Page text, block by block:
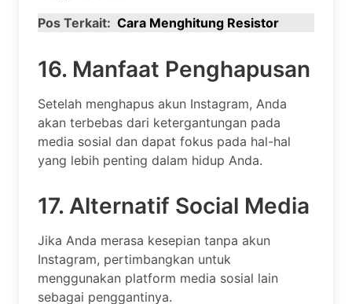
Pos Terkait: Cara Menghitung Resistor
16. Manfaat Penghapusan
Setelah menghapus akun Instagram, Anda
akan terbebas dari ketergantungan pada
media sosial dan dapat fokus pada hal-hal
yang lebih penting dalam hidup Anda.
17. Alternatif Social Media
Jika Anda merasa kesepian tanpa akun
Instagram, pertimbangkan untuk
menggunakan platform media sosial lain
sebagai penggantinya.